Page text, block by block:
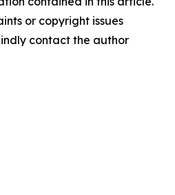
or copyright issues
contact the author